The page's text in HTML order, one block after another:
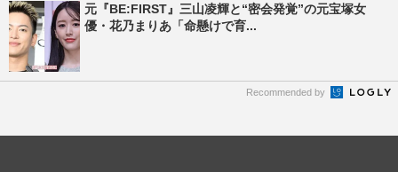
元『BE:FIRST』三山凌輝と“密会発覚”の元宝塚女
優・花乃まりあ「命懸けで育...
Recommended by